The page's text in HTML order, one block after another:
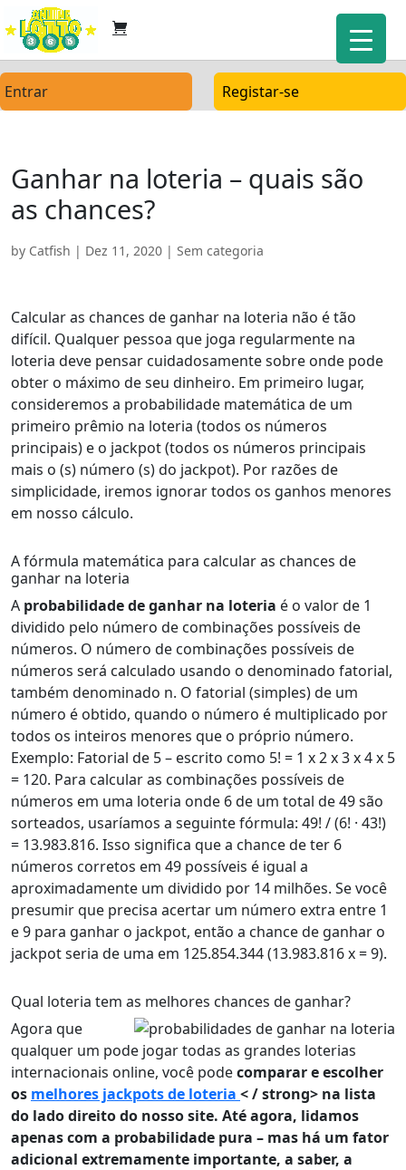
Entrar Registar-se
Ganhar na loteria – quais são
as chances?
by Catfish | Dez 11, 2020 | Sem categoria
Calcular as chances de ganhar na loteria não é tão
difícil. Qualquer pessoa que joga regularmente na
loteria deve pensar cuidadosamente sobre onde pode
obter o máximo de seu dinheiro. Em primeiro lugar,
consideremos a probabilidade matemática de um
primeiro prêmio na loteria (todos os números
principais) e o jackpot (todos os números principais
mais o (s) número (s) do jackpot). Por razões de
simplicidade, iremos ignorar todos os ganhos menores
em nosso cálculo.
A fórmula matemática para calcular as chances de
ganhar na loteria
A probabilidade de ganhar na loteria é o valor de 1
dividido pelo número de combinações possíveis de
números. O número de combinações possíveis de
números será calculado usando o denominado fatorial,
também denominado n. O fatorial (simples) de um
número é obtido, quando o número é multiplicado por
todos os inteiros menores que o próprio número.
Exemplo: Fatorial de 5 – escrito como 5! = 1 x 2 x 3 x 4 x 5
= 120. Para calcular as combinações possíveis de
números em uma loteria onde 6 de um total de 49 são
sorteados, usaríamos a seguinte fórmula: 49! / (6! · 43!)
= 13.983.816. Isso significa que a chance de ter 6
números corretos em 49 possíveis é igual a
aproximadamente um dividido por 14 milhões. Se você
presumir que precisa acertar um número extra entre 1
e 9 para ganhar o jackpot, então a chance de ganhar o
jackpot seria de uma em 125.854.344 (13.983.816 x = 9).
Qual loteria tem as melhores chances de ganhar?
Agora que
qualquer um pode jogar todas as grandes loterias
internacionais online, você podecomparar e escolher
os melhores jackpots de loteria < / strong> na lista
do lado direito do nosso site. Até agora, lidamos
apenas com a probabilidade pura – mas há um fator
adicional extremamente importante, a saber, a